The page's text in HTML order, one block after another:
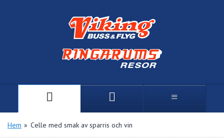
Hem » Celle med smak av sparris och vin